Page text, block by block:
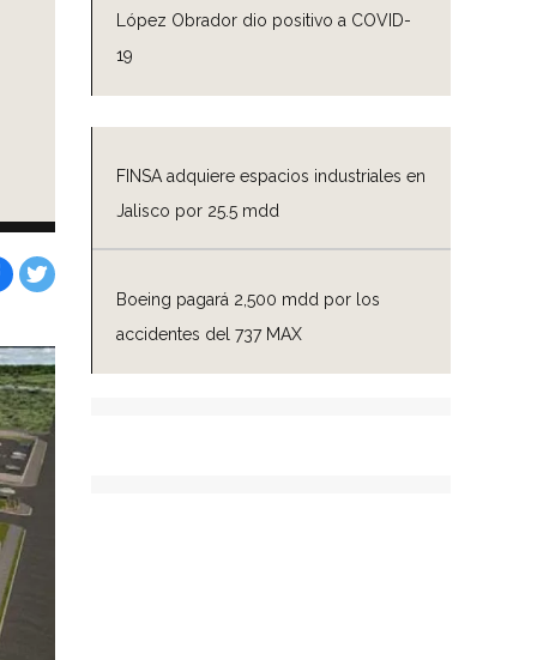
López Obrador dio positivo a COVID-
19
FINSA adquiere espacios industriales en
Jalisco por 25.5 mdd
Boeing pagará 2,500 mdd por los
accidentes del 737 MAX